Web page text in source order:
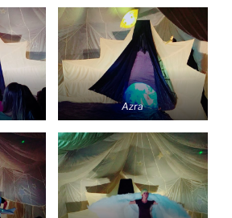
Azra